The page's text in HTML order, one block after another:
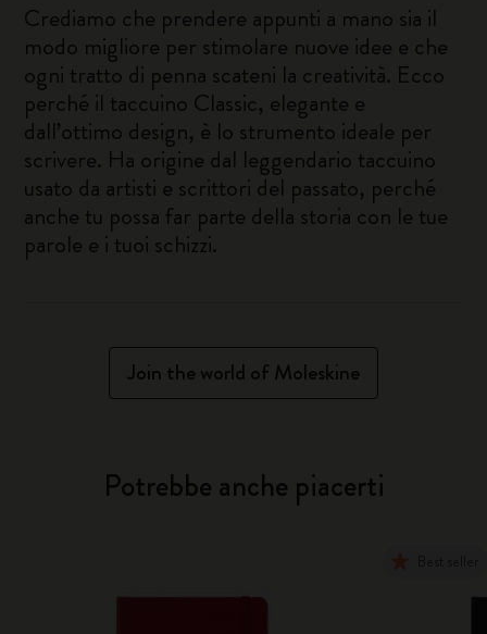
Crediamo che prendere appunti a mano sia il
modo migliore per stimolare nuove idee e che
ogni tratto di penna scateni la creatività. Ecco
perché il taccuino Classic, elegante e
dall’ottimo design, è lo strumento ideale per
scrivere. Ha origine dal leggendario taccuino
usato da artisti e scrittori del passato, perché
anche tu possa far parte della storia con le tue
parole e i tuoi schizzi.
Join the world of Moleskine
Potrebbe anche piacerti